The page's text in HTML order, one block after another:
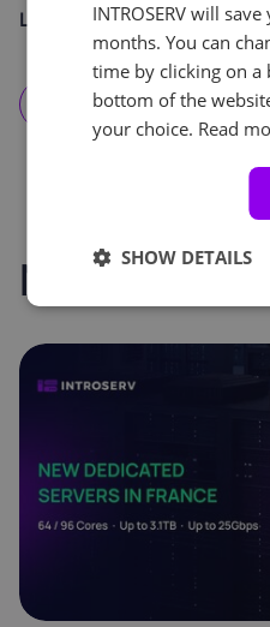
L'ÉQUIPEINTROSERV
S'abonner
Nouveaux
INTROSERV will
months. You can
time by clicking on
bottom of the
your choice. Read
SHOW DETAILS